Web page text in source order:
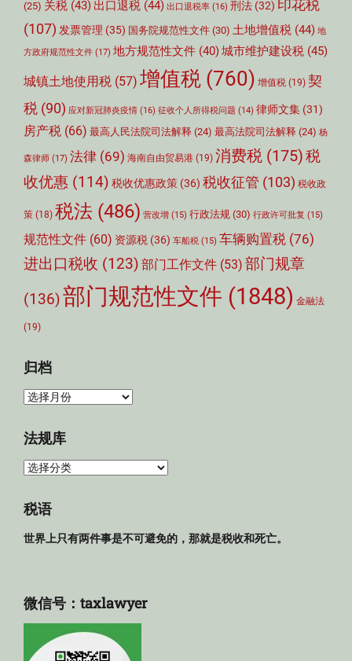
(25) 关税 (43) 出口退税 (44) 出口退税率 (16) 刑法 (32) 印花税
(107) 发票管理 (35) 国务院规范性文件 (30) 土地增值税 (44) 地
方政府规范性文件 (17) 地方规范性文件 (40)城市维护建设税 (45)
城镇土地使用税 (57) 增值税 (760) 增值税 (19) 契
税 (90) 应对新冠肺炎疫情 (16) 征收个人所得税问题 (14) 律师文集 (31)
房产税 (66) 最高人民法院司法解释 (24) 最高法院司法解释 (24) 杨
森律师 (17) 法律 (69) 海南自由贸易港 (19) 消费税 (175)税
收优惠 (114) 税收优惠政策 (36) 税收征管 (103) 税收政
策 (18) 税法 (486) 营改增 (15) 行政法规 (30) 行政许可批复 (15)
规范性文件 (60) 资源税 (36) 车船税 (15) 车辆购置税 (76)
进出口税收 (123) 部门工作文件 (53) 部门规章
(136)部门规范性文件 (1848) 金融法
(19)
归档
归
法规库
法
库
税语
世界上只有两件事是不可避免的，那就是税收和死亡。
微信号：taxlawyer